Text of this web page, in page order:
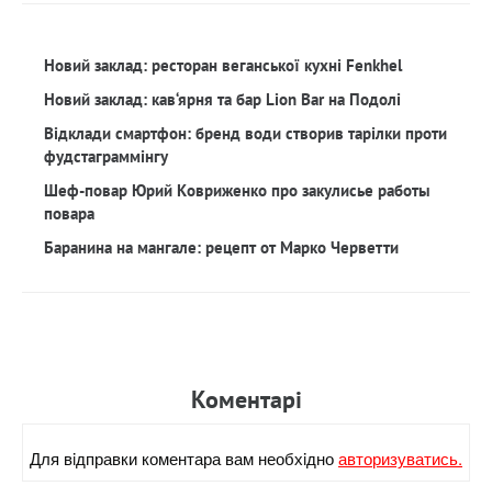
Новий заклад: ресторан веганської кухні Fenkhel
Новий заклад: кав‘ярня та бар Lion Bar на Подолі
Відклади смартфон: бренд води створив тарілки проти
фудстаграммінгу
Шеф-повар Юрий Ковриженко про закулисье работы
повара
Баранина на мангале: рецепт от Марко Черветти
Коментарi
Для вiдправки коментара вам необхiдноавторизуватись.